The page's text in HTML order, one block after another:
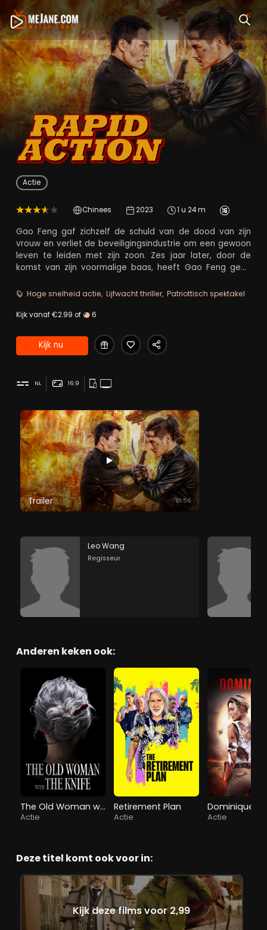
Rapid Action
Actie
Chinees 2023 1 u 24 m
Gao Feng gaf zichzelf de schuld van de dood van zijn
vrouw en verliet de beveiligingsindustrie om een ​​gewoon
leven te leiden met zijn zoon. Zes jaar later, door de
komst van zijn voormalige baas, heeft Gao Feng geen
Hoge snelheid actie Lijfwacht thriller Patriottisch spektakel
Kijk vanaf €2.99 of 6
Kijk nu
NL 16:9
Trailer 01:56
Leo Wang
Regisseur
Anderen keken ook:
The Old Woman with the Knife
Actie
Retirement Plan
Actie
Dominique
Actie
Deze titel komt ook voor in:
Kijk deze films voor 2,99